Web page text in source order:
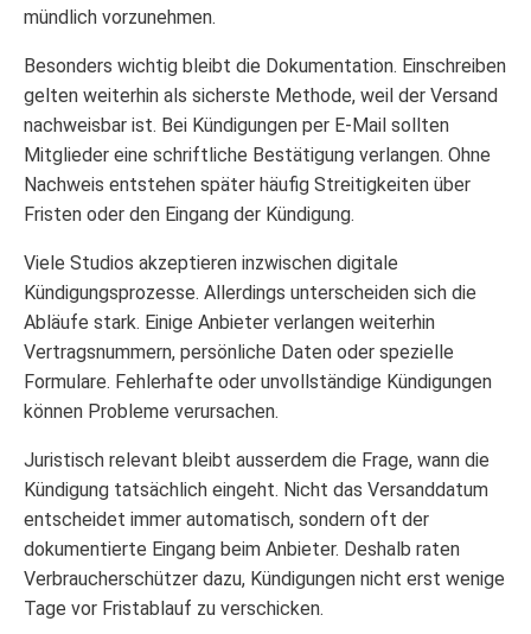
mündlich vorzunehmen.
Besonders wichtig bleibt die Dokumentation. Einschreiben
gelten weiterhin als sicherste Methode, weil der Versand
nachweisbar ist. Bei Kündigungen per E-Mail sollten
Mitglieder eine schriftliche Bestätigung verlangen. Ohne
Nachweis entstehen später häufig Streitigkeiten über
Fristen oder den Eingang der Kündigung.
Viele Studios akzeptieren inzwischen digitale
Kündigungsprozesse. Allerdings unterscheiden sich die
Abläufe stark. Einige Anbieter verlangen weiterhin
Vertragsnummern, persönliche Daten oder spezielle
Formulare. Fehlerhafte oder unvollständige Kündigungen
können Probleme verursachen.
Juristisch relevant bleibt ausserdem die Frage, wann die
Kündigung tatsächlich eingeht. Nicht das Versanddatum
entscheidet immer automatisch, sondern oft der
dokumentierte Eingang beim Anbieter. Deshalb raten
Verbraucherschützer dazu, Kündigungen nicht erst wenige
Tage vor Fristablauf zu verschicken.